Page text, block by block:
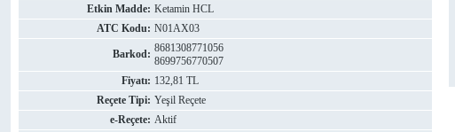
Etkin Madde: Ketamin HCL
ATC Kodu: N01AX03
Barkod: 8681308771056
8699756770507
Fiyatı: 132,81 TL
Reçete Tipi: Yeşil Reçete
e-Reçete: Aktif